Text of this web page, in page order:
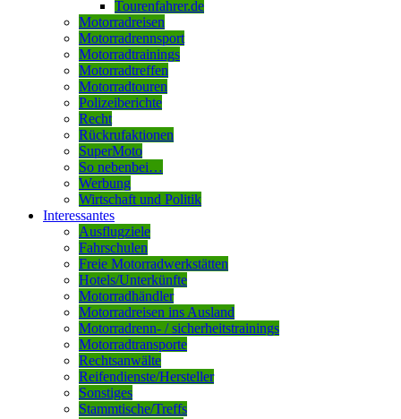
Tourenfahrer.de
Motorradreisen
Motorradrennsport
Motorradtrainings
Motorradtreffen
Motorradtouren
Polizeiberichte
Recht
Rückrufaktionen
SuperMoto
So nebenbei…
Werbung
Wirtschaft und Politik
Interessantes
Ausflugziele
Fahrschulen
Freie Motorradwerkstätten
Hotels/Unterkünfte
Motorradhändler
Motorradreisen ins Ausland
Motorradrenn- / sicherheitstrainings
Motorradtransporte
Rechtsanwälte
Reifendienste/Hersteller
Sonstiges
Stammtische/Treffs